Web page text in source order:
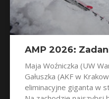
AMP 2026:
Maja Woźniczka (UW
Gałuszka (AKF w
eliminacyjne giganta w